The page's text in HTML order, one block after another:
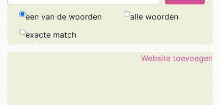
een van de woorden
alle woorden
exacte match
Website toevoegen